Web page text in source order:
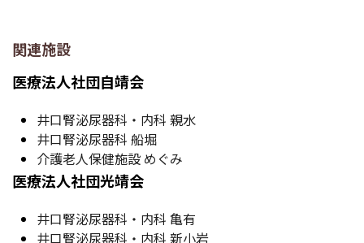
関連施設
医療法人社団自靖会
井口腎泌尿器科・内科 親水
井口腎泌尿器科 船堀
介護老人保健施設 めぐみ
医療法人社団光靖会
井口腎泌尿器科・内科 亀有
井口腎泌尿器科・内科 新小岩